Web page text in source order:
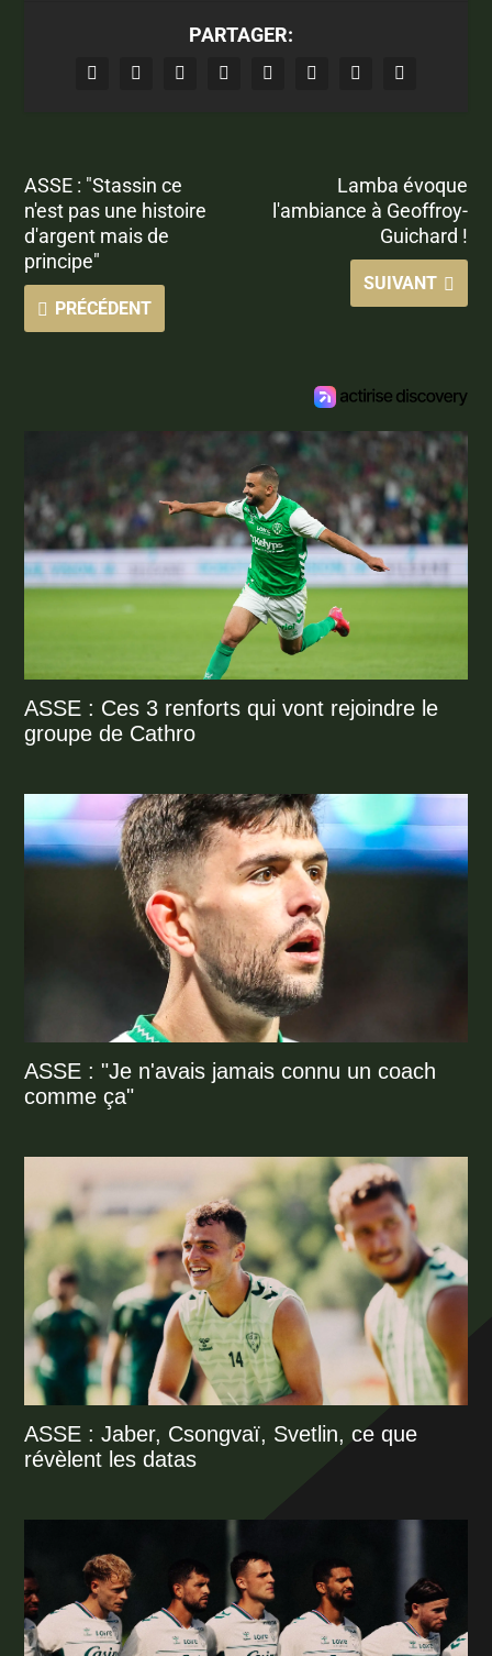
PARTAGER:
ASSE : "Stassin ce
n'est pas une histoire
d'argent mais de
principe"
PRÉCÉDENT
Lamba évoque
l'ambiance à Geoffroy-
Guichard !
SUIVANT
ASSE : Ces 3 renforts qui vont rejoindre le
groupe de Cathro
ASSE : "Je n'avais jamais connu un coach
comme ça"
ASSE : Jaber, Csongvaï, Svetlin, ce que
révèlent les datas